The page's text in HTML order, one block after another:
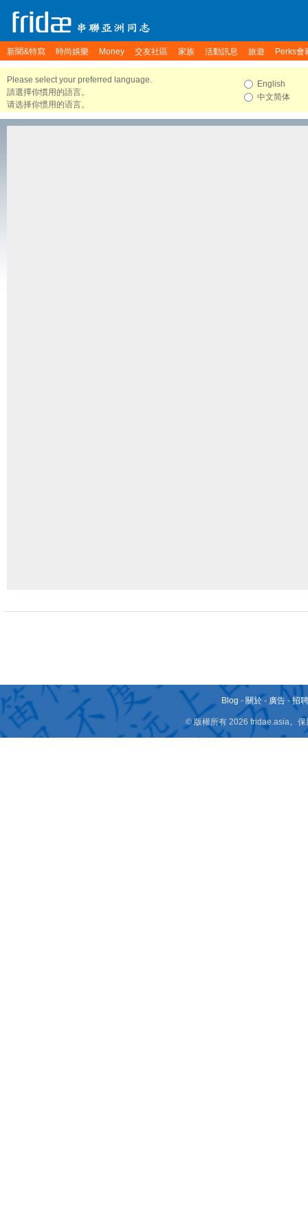
新聞&特寫 時尚娛樂 Money 交友社區 家族 活動訊息 旅遊 Perks會
Please select your preferred language.
請選擇你慣用的語言。
请选择你惯用的语言。
English
中文简体
Blog - 關於 - 廣告 -招
© 版權所有 2026 fridae.asia。